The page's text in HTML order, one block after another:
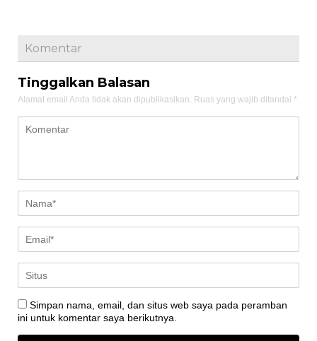
Komentar
Tinggalkan Balasan
Alamat email Anda tidak akan dipublikasikan. Ruas yang wajib ditandai *
Simpan nama, email, dan situs web saya pada peramban
ini untuk komentar saya berikutnya.